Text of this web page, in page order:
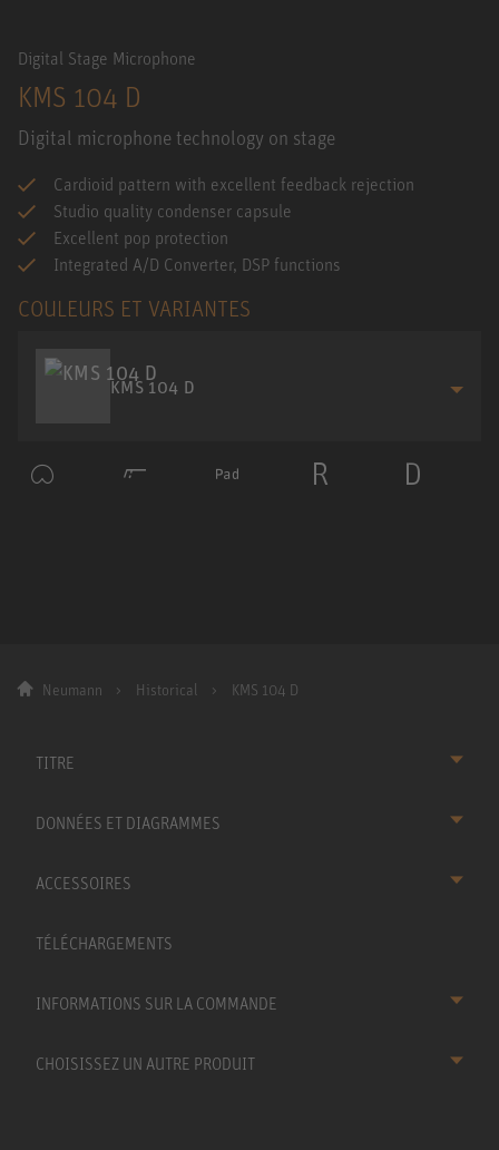
Digital Stage Microphone
KMS 104 D
Digital microphone technology on stage
Cardioid pattern with excellent feedback rejection
Studio quality condenser capsule
Excellent pop protection
Integrated A/D Converter, DSP functions
COULEURS ET VARIANTES
KMS 104 D
Neumann Historical KMS 104 D
TITRE
DONNÉES ET DIAGRAMMES
ACCESSOIRES
TÉLÉCHARGEMENTS
INFORMATIONS SUR LA COMMANDE
CHOISISSEZ UN AUTRE PRODUIT